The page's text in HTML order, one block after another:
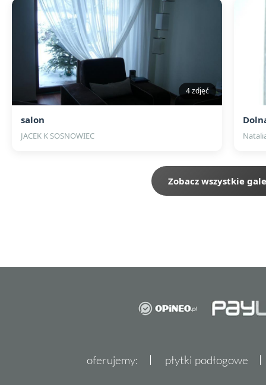
4 zdjęć
salon
JACEK K SOSNOWIEC
Zobacz wszystkie
oferujemy: płytki podłogowe